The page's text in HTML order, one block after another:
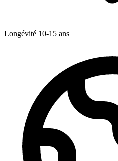
Longévité 10-15 ans